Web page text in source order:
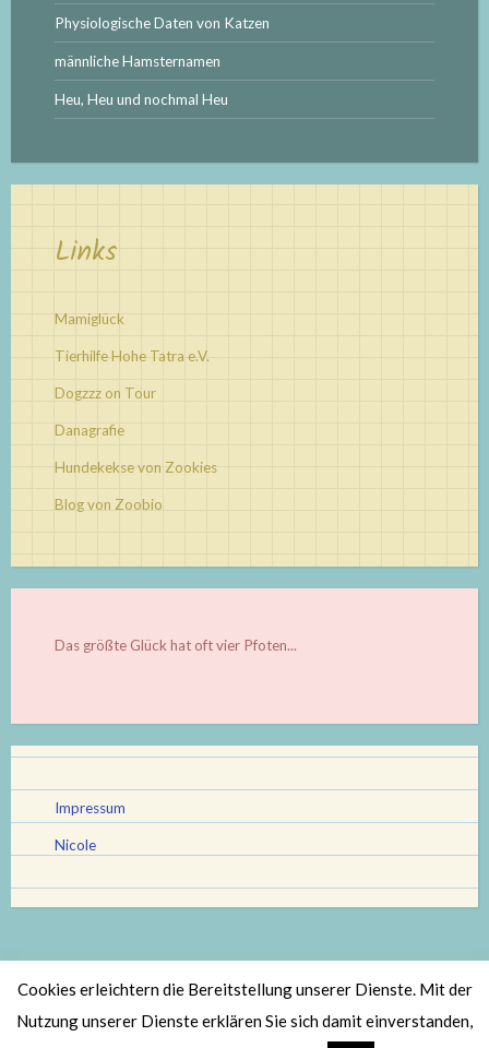
Physiologische Daten von Katzen
männliche Hamsternamen
Heu, Heu und nochmal Heu
Links
Mamiglück
Tierhilfe Hohe Tatra e.V.
Dogzzz on Tour
Danagrafie
Hundekekse von Zookies
Blog von Zoobio
Das größte Glück hat oft vier Pfoten...
Impressum
Nicole
Stolz bereitgestellt von WordPress |
Theme: Scratchpad von
Cookies erleichtern die Bereitstellung unserer Dienste. Mit der
Nutzung unserer Dienste erklären Sie sich damit einverstanden,